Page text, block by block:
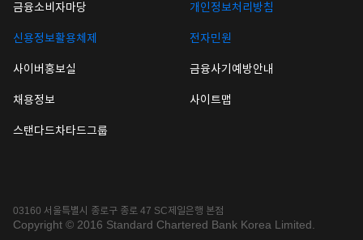
금융소비자마당 개인정보처리방침
신용정보활용체제 전자민원
사이버홍보실 금융사기예방안내
채용정보 사이트맵
스탠다드차타드그룹
03160 서울특별시 종로구 종로 47 SC제일은행 본점
Copyright © 2016 Standard Chartered Bank Korea Limited.